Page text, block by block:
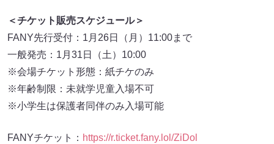
＜チケット販売スケジュール＞
FANY先行受付：1月26日（月）11:00まで
一般発売：1月31日（土）10:00
※会場チケット形態：紙チケのみ
※年齢制限：未就学児童入場不可
※小学生は保護者同伴のみ入場可能
FANYチケット： https://r.ticket.fany.lol/ZiDol